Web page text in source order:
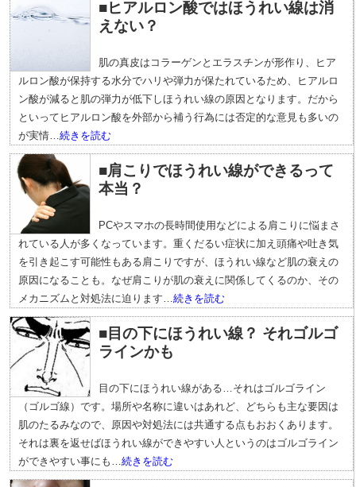
■ヒアルロン酸ではほうれい線は消
えない？
肌の真皮はコラーゲンとエラスチンが形作り、ヒア
ルロン酸が保持する水分でハリや弾力が保たれているため、ヒアルロ
ン酸が減ると肌の弾力が低下しほうれい線の原因となります。だから
といってヒアルロン酸を外部から補う行為には否定的な意見も多いの
が実情…続きを読む
■肩こりでほうれい線ができるって
本当？
PCやスマホの長時間使用などによる肩こりに悩まさ
れている人が多くなっています。重くだるい症状に加え頭痛や吐き気
を引き起こす可能性もある肩こりですが、ほうれい線など肌の衰えの
原因になることも。なぜ肩こりが肌の衰えに関係してくるのか、その
メカニズムと対処法に迫ります…続きを読む
■目の下にほうれい線？ それゴルゴ
ラインかも
目の下にほうれい線がある…それはゴルゴライン
（ゴルゴ線）です。場所や名称に違いはあれど、どちらも主な要因は
肌のたるみなので、原因や対処法には共通する点もおおくあります。
それは裏を返せばほうれい線ができやすい人というのはゴルゴライン
ができやすい事にも…続きを読む